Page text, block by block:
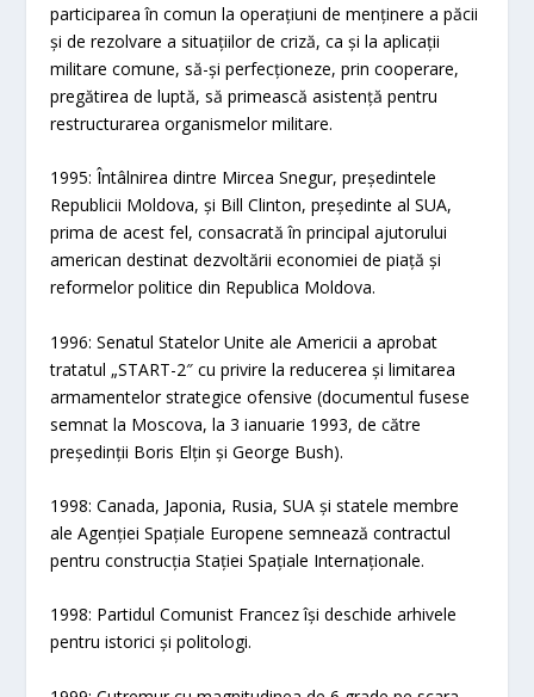
participarea în comun la operațiuni de menținere a păcii
și de rezolvare a situațiilor de criză, ca și la aplicații
militare comune, să-și perfecționeze, prin cooperare,
pregătirea de luptă, să primească asistență pentru
restructurarea organismelor militare.
1995: Întâlnirea dintre Mircea Snegur, președintele
Republicii Moldova, și Bill Clinton, președinte al SUA,
prima de acest fel, consacrată în principal ajutorului
american destinat dezvoltării economiei de piață și
reformelor politice din Republica Moldova.
1996: Senatul Statelor Unite ale Americii a aprobat
tratatul „START-2″ cu privire la reducerea și limitarea
armamentelor strategice ofensive (documentul fusese
semnat la Moscova, la 3 ianuarie 1993, de către
președinții Boris Elțin și George Bush).
1998: Canada, Japonia, Rusia, SUA și statele membre
ale Agenției Spațiale Europene semnează contractul
pentru construcția Stației Spațiale Internaționale.
1998: Partidul Comunist Francez își deschide arhivele
pentru istorici și politologi.